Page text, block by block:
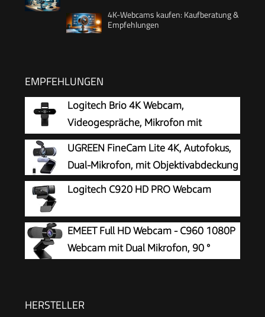
4K-Webcams kaufen: Kaufberatung &
Empfehlungen
EMPFEHLUNGEN
Logitech Brio 4K Webcam,
Videogespräche, Mikrofon mit
Geräuschunterdrückung
UGREEN FineCam Lite 4K, Autofokus,
Dual-Mikrofon, mit Objektivabdeckung
Logitech C920 HD PRO Webcam
EMEET Full HD Webcam - C960 1080P
Webcam mit Dual Mikrofon, 90 °
OS X, YouTube, Skype, zum Konferenz
HERSTELLER